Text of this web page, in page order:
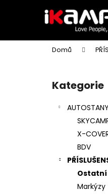
Domů
Přeskočit
kategorie
Kategorie
AUTOSTANY
X-
BDV
Markýzy
í
Zpět
do
obchodu
Zpět
do
obchodu